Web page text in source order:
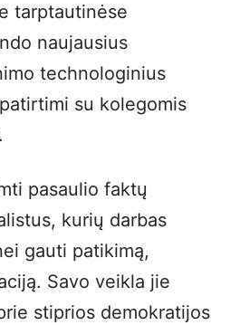
tarptautinėse
naujausius
technologinius
su kolegomis
pasaulio faktų
kurių darbas
gauti patikimą,
Savo veikla jie
stiprios demokratijos